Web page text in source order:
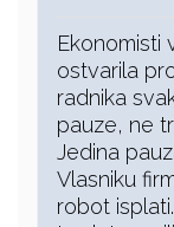
Ekonomisti
ostvarila
radnika
pauze, ne
Jedina
Vlasniku
robot